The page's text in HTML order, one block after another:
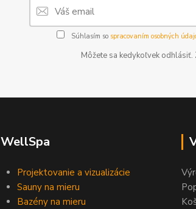
Súhlasím so spracovaním osobných
Môžete sa kedykoľvek odhlásiť.
WellSpa
Projektovanie a vizualizácie
Sauny na mieru
Bazény na mieru